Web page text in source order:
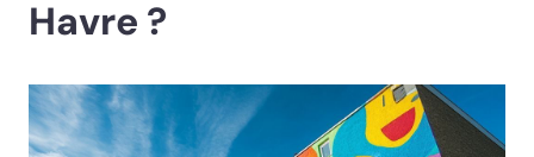
Havre ?